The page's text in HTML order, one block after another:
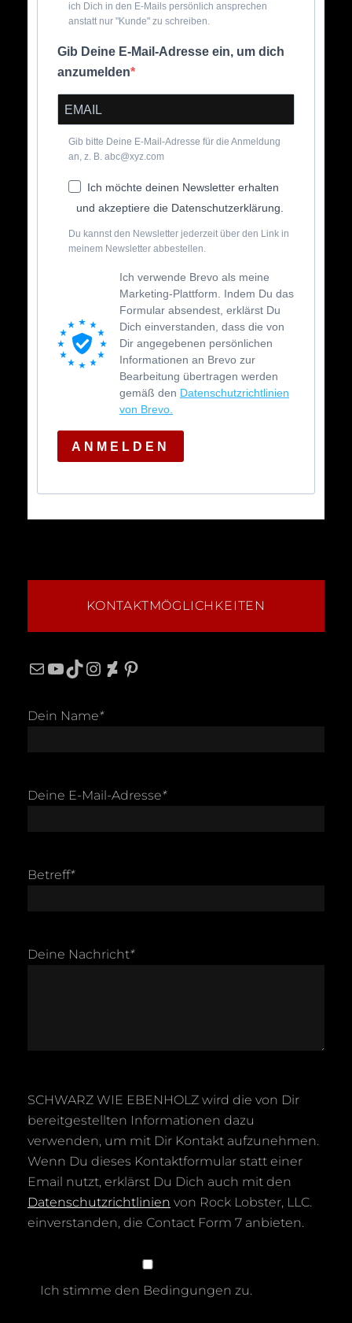
ich Dich in den E-Mails persönlich ansprechen
anstatt nur "Kunde" zu schreiben.
Gib Deine E-Mail-Adresse ein, um dich
anzumelden
Gib bitte Deine E-Mail-Adresse für die Anmeldung
an, z. B. abc@xyz.com
Ich möchte deinen Newsletter erhalten
und akzeptiere die Datenschutzerklärung.
Du kannst den Newsletter jederzeit über den Link in
meinem Newsletter abbestellen.
Ich verwende Brevo als meine
Marketing-Plattform. Indem Du das
Formular absendest, erklärst Du
Dich einverstanden, dass die von
Dir angegebenen persönlichen
Informationen an Brevo zur
Bearbeitung übertragen werden
gemäß den Datenschutzrichtlinien
von Brevo.
ANMELDEN
KONTAKTMÖGLICHKEITEN
MailYouTube
TikTok
Instagram
DeviantArt
Pinterest
Dein Name*
Deine E-Mail-Adresse*
Betreff*
Deine Nachricht*
SCHWARZ WIE EBENHOLZ wird die von Dir
bereitgestellten Informationen dazu
verwenden, um mit Dir Kontakt aufzunehmen.
Wenn Du dieses Kontaktformular statt einer
Email nutzt, erklärst Du Dich auch mit den
Datenschutzrichtlinien von Rock Lobster, LLC.
einverstanden, die Contact Form 7 anbieten.
Ich stimme den Bedingungen zu.